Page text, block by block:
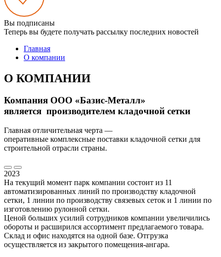
Вы подписаны
Теперь вы будете получать рассылку последних новостей
Главная
О компании
О КОМПАНИИ
Компания ООО «Базис-Металл»
является производителем кладочной сетки
Главная отличительная черта —
оперативные комплексные поставки кладочной сетки для
строительной отрасли страны.
2023
На текущий момент парк компании состоит из 11
автоматизированных линий по производству кладочной
сетки, 1 линии по производству связевых сеток и 1 линии по
изготовлению рулонной сетки.
Ценой больших усилий сотрудников компании увеличились
обороты и расширился ассортимент предлагаемого товара.
Склад и офис находятся на одной базе. Отгрузка
осуществляется из закрытого помещения-ангара.